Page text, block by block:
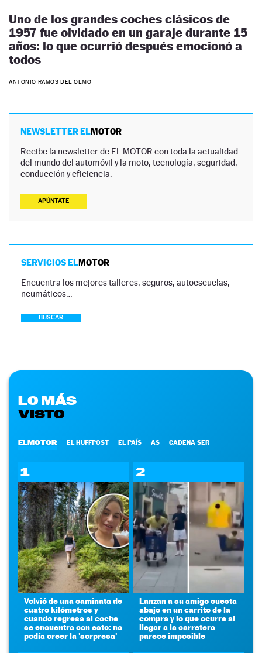
Uno de los grandes coches clásicos de
1957 fue olvidado en un garaje durante 15
años: lo que ocurrió después emocionó a
todos
ANTONIO RAMOS DEL OLMO
NEWSLETTER ELMOTOR
Recibe la newsletter de EL MOTOR con toda la actualidad
del mundo del automóvil y la moto, tecnología, seguridad,
conducción y eficiencia.
APÚNTATE
SERVICIOS ELMOTOR
Encuentra los mejores talleres, seguros, autoescuelas,
neumáticos…
BUSCAR
LO MÁS
VISTO
ELMOTOR EL HUFFPOST EL PAÍS AS CADENA SER
1
Volvió de una caminata de
cuatro kilómetros y
cuando regresa al coche
se encuentra con esto: no
podía creer la 'sorpresa'
2
Lanzan a su amigo cuesta
abajo en un carrito de la
compra y lo que ocurre al
llegar a la carretera
parece imposible